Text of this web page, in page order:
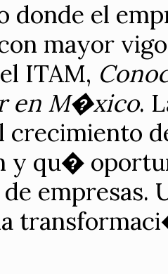
donde el
mayor
ITAM,
en M�xico.
crecimiento
qu�
empresas.